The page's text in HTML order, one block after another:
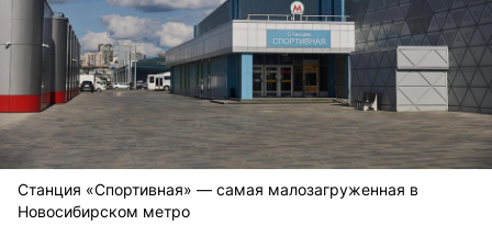
Станция «Спортивная» — самая малозагруженная в
Новосибирском метро